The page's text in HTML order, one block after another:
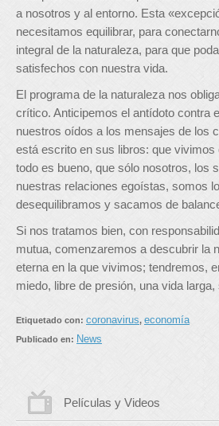
a nosotros y al entorno. Esta
necesitamos equilibrar, para
integral de la naturaleza, para que
satisfechos con nuestra vida.
El programa de la naturaleza nos
crítico. Anticipemos el antídoto contra
nuestros oídos a los mensajes de los
está escrito en sus libros: que vivimos
todo es bueno, que sólo nosotros, los
nuestras relaciones egoístas, somos
desequilibramos y sacamos de
Si nos tratamos bien, con
mutua, comenzaremos a descubrir la
eterna en la que vivimos; tendremos,
miedo, libre de presión, una vida
Etiquetado con: coronavirus, economía
Publicado en: News
Películas y Videos